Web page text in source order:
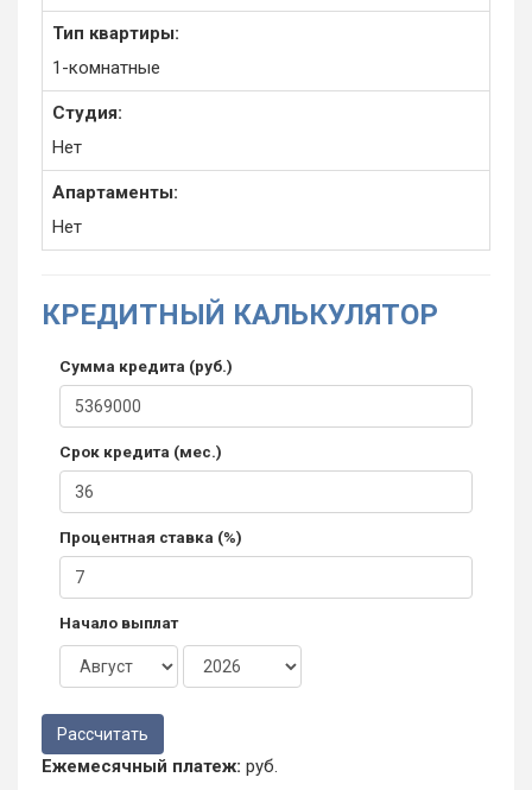
Тип квартиры:
1-комнатные
Студия:
Нет
Апартаменты:
Нет
КРЕДИТНЫЙ КАЛЬКУЛЯТОР
Сумма кредита (руб.)
Срок кредита (мес.)
Процентная ставка (%)
Начало выплат
Ежемесячный платеж: руб.